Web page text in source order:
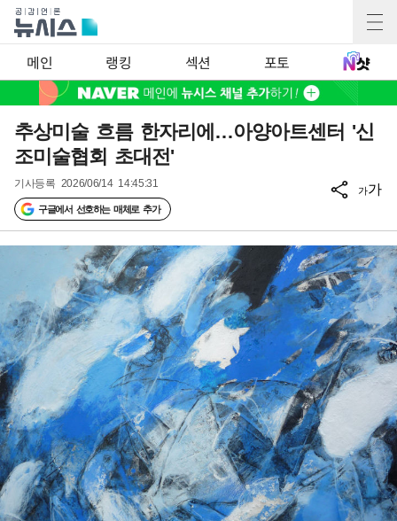
메인 랭킹 섹션 포토
추상미술 흐름 한자리에…아양아트센터 '신
조미술협회 초대전'
기사등록 2026/06/14 14:45:31
구글에서 선호하는 매체로 추가
가가